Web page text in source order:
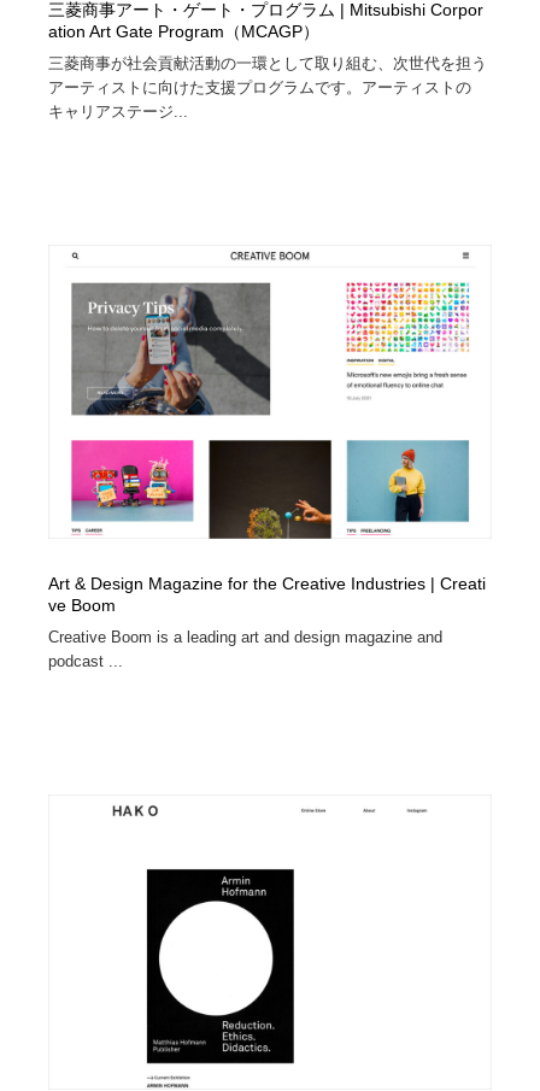
三菱商事アート・ゲート・プログラム | Mitsubishi Corpor
ation Art Gate Program（MCAGP）
三菱商事が社会貢献活動の一環として取り組む、次世代を担う
アーティストに向けた支援プログラムです。アーティストの
キャリアステージ...
Art & Design Magazine for the Creative Industries | Creati
ve Boom
Creative Boom is a leading art and design magazine and
podcast ...